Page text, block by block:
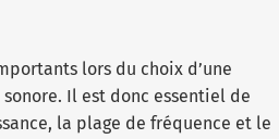
lors du choix d’une
Il est donc essentiel de
la plage de fréquence et le